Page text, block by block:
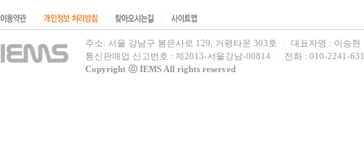
주소: 서울 강남구 봉은사로 129, 거평타운 303호
대표자명 : 이승현
통신판매업 신고번호 : 제2013-서울강남-00814
전화 : 010-2241-
Copyright ⓒ IEMS All rights reserved